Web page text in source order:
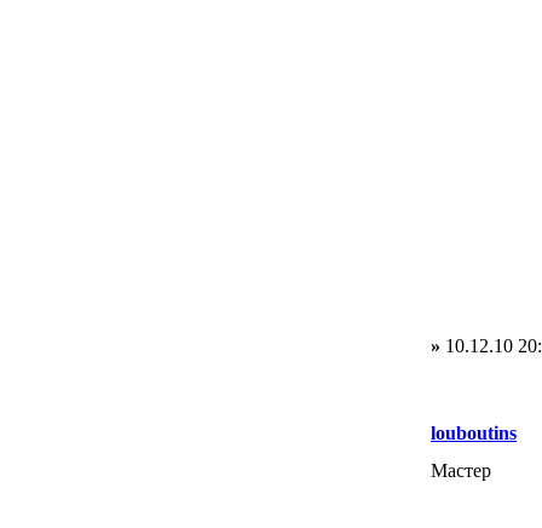
» 10.12.10
louboutins
Мастер